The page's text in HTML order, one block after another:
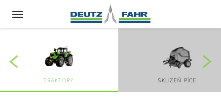
TRAKTORY SKLIZEŇ PÍCE